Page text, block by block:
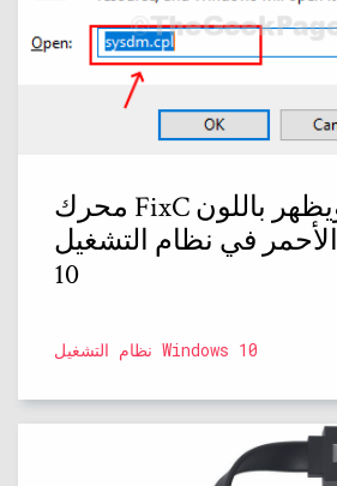
محرك FixC ممتلئ ويظهر باللون
الأحمر في نظام التشغيل Windows
10
نظام التشغيل Windows 10